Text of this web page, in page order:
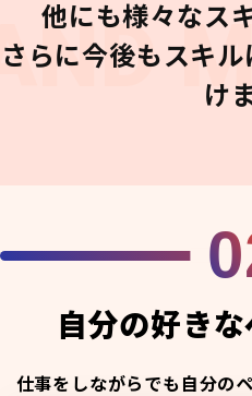
他にも様々なス
さらに今後もスキ
け
自分の好き
仕事をしながらでも自分の